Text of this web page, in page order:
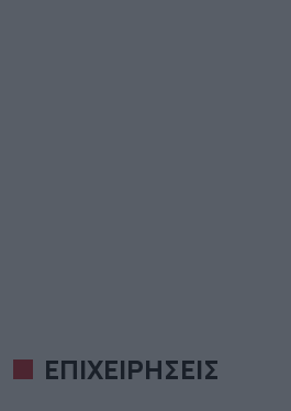
ΕΠΙΧΕΙΡΗΣΕΙΣ